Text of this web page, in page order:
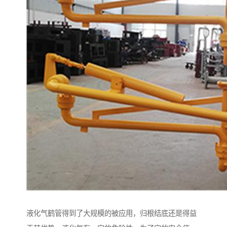
液化气鹤管得到了大规模的被应用，归根结底还是得益